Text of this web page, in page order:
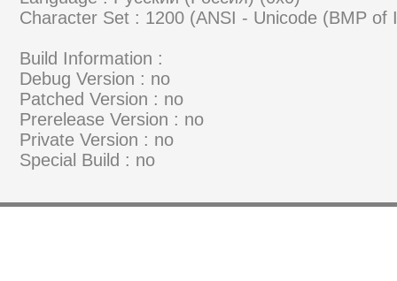
Character Set : 1200 (ANSI - Unicode (BMP of
Build Information :
Debug Version : no
Patched Version : no
Prerelease Version : no
Private Version : no
Special Build : no